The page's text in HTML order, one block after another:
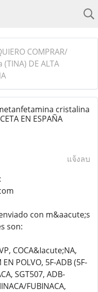
COMPRAR/
DE ALTA
cristalina
EN ESPAÑA
แจ้งลบ
con m&aacute;s
son:
COCA&Iacute;NA,
POLVO, 5F-ADB (5F-
SGT507, ADB-
FUBINACA,